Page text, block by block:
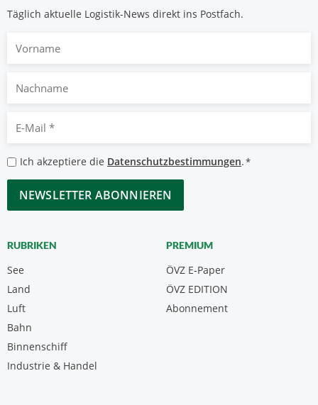
Täglich aktuelle Logistik-News direkt ins Postfach.
Nachname
Mail
*
Datenschutzbestimmungen
*
Ich akzeptiere die Datenschutzbestimmungen.*
CAPTCHA
RUBRIKEN
See
Land
Luft
Bahn
Binnenschiff
Industrie & Handel
PREMIUM
ÖVZ E-Paper
Abonnement
ÖVZ EDITION